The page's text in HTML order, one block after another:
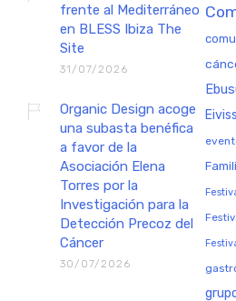
frente al Mediterráneo
en BLESS Ibiza The
Site
31/07/2026
Organic Design acoge
una subasta benéfica
a favor de la
Asociación Elena
Torres por la
Investigación para la
Detección Precoz del
Cáncer
30/07/2026